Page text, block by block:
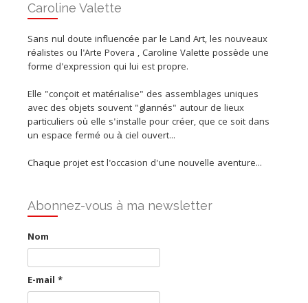
Caroline Valette
Sans nul doute influencée par le Land Art, les nouveaux
réalistes ou l'Arte Povera , Caroline Valette possède une
forme d'expression qui lui est propre.
Elle "conçoit et matérialise" des assemblages uniques
avec des objets souvent "glannés" autour de lieux
particuliers où elle s'installe pour créer, que ce soit dans
un espace fermé ou à ciel ouvert...
Chaque projet est l'occasion d'une nouvelle aventure...
Abonnez-vous à ma newsletter
Nom
E-mail *